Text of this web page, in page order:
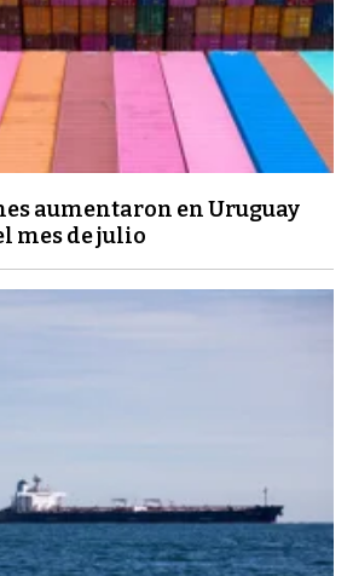
aumentaron en Uruguay
mes de julio